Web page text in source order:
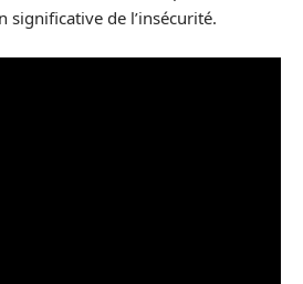
significative de l’insécurité.